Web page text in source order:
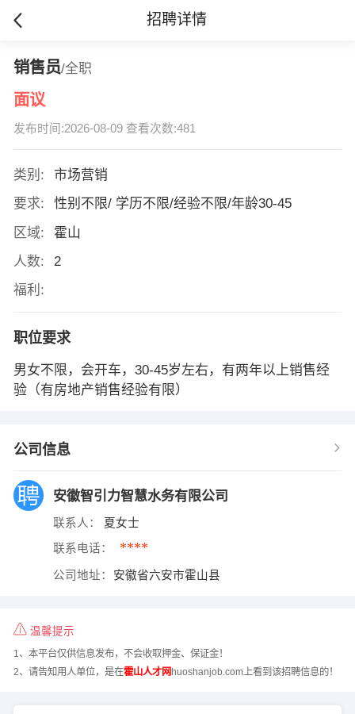
招聘详情
销售员/全职
面议
发布时间:2026-08-09 查看次数:481
类别:
市场营销
要求:
性别不限/ 学历不限/经验不限/年龄30-45
区域:
霍山
人数:
2
福利:
职位要求
男女不限，会开车，30-45岁左右，有两年以上销售经
验（有房地产销售经验有限）
公司信息
安徽智引力智慧水务有限公司
联系人： 夏女士
联系电话： ****
公司地址： 安徽省六安市霍山县
温馨提示
1、本平台仅供信息发布，不会收取押金、保证金！
2、请告知用人单位，是在霍山人才网 huoshanjob.com上看到该招聘信息的！